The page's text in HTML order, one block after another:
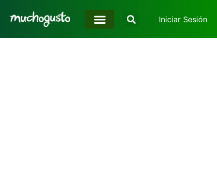
Iniciar Sesión